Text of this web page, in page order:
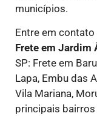
municípios.
Entre em
Frete em Jardim
SP: Frete em
Lapa, Embu das
Vila Mariana,
principais bairros